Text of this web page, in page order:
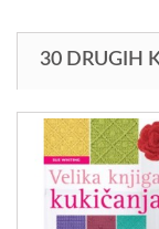
30 DRUGIH